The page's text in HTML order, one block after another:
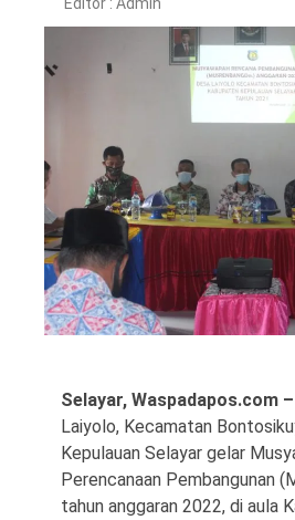
Hukum & Kriminal
Copyright
Theme
Selayar, Waspadapos.com –
Laiyolo, Kecamatan
Kepulauan Selayar gelar
Perencanaan Pembangunan
tahun anggaran 2022, di aula